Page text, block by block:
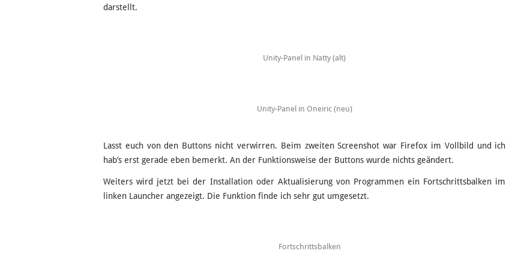
darstellt.
Unity-Panel in Natty (alt)
Unity-Panel in Oneiric (neu)
Lasst euch von den Buttons nicht verwirren. Beim zweiten Screenshot war Firefox im Vollbild und ich
hab’s erst gerade eben bemerkt. An der Funktionsweise der Buttons wurde nichts geändert.
Weiters wird jetzt bei der Installation oder Aktualisierung von Programmen ein Fortschrittsbalken im
linken Launcher angezeigt. Die Funktion finde ich sehr gut umgesetzt.
Fortschrittsbalken